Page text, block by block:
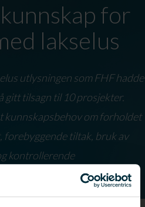
for
lakselus
utlysningen som FHF hadde
gitt tilsagn til 10 prosjekter.
kunnskapsbehov om forholdet
forebyggende tiltak, bruk av
kontrollerende